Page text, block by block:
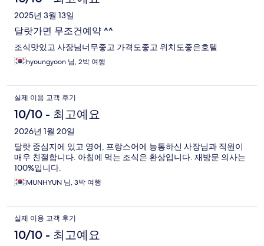
후
기
2025년 3월 13일
달랏가면 무조건예약 ^^
조식맛있고 사장님너무좋고 가격도좋고 위치도좋은호텔
hyoungyoon 님, 2박 여행
실제 이용 고객 후기
10/10 - 최고예요
2026년 1월 20일
달랏 중심지에 있고 영어, 프랑스어에 능통하신 사장님과 직원이
매우 친절합니다. 아침에 먹는 조식은 환상입니다. 재방문 의사는
100%입니다.
MUNHYUN 님, 3박 여행
실제 이용 고객 후기
10/10 - 최고예요